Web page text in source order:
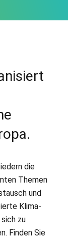
die
Themen
und
Klima-
zu
Finden Sie